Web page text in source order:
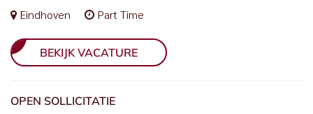
Eindhoven Part Time
BEKIJK VACATURE
OPEN SOLLICITATIE